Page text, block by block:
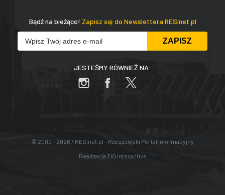
Bądź na bieżąco! Zapisz się do Newslettera RESinet.pl
JESTEŚMY RÓWNIEŻ NA:
© 2000 - 2026 / RESinet.pl - Rzeszowski Portal Informacyjny
Realizacja TiO Interactive